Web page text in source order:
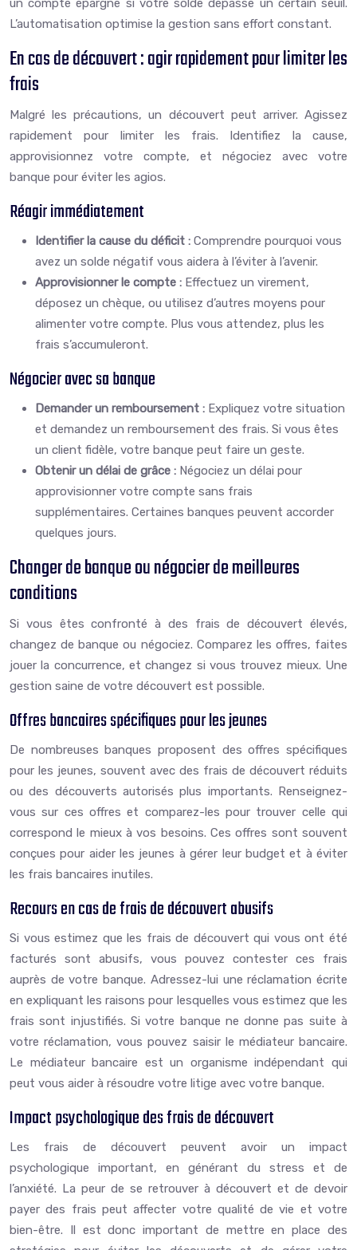
un compte épargne si votre solde dépasse un certain seuil.
L’automatisation optimise la gestion sans effort constant.
En cas de découvert : agir rapidement pour limiter les
frais
Malgré les précautions, un découvert peut arriver. Agissez
rapidement pour limiter les frais. Identifiez la cause,
approvisionnez votre compte, et négociez avec votre
banque pour éviter les agios.
Réagir immédiatement
Identifier la cause du déficit : Comprendre pourquoi vous
avez un solde négatif vous aidera à l’éviter à l’avenir.
Approvisionner le compte : Effectuez un virement,
déposez un chèque, ou utilisez d’autres moyens pour
alimenter votre compte. Plus vous attendez, plus les
frais s’accumuleront.
Négocier avec sa banque
Demander un remboursement : Expliquez votre situation
et demandez un remboursement des frais. Si vous êtes
un client fidèle, votre banque peut faire un geste.
Obtenir un délai de grâce : Négociez un délai pour
approvisionner votre compte sans frais
supplémentaires. Certaines banques peuvent accorder
quelques jours.
Changer de banque ou négocier de meilleures
conditions
Si vous êtes confronté à des frais de découvert élevés,
changez de banque ou négociez. Comparez les offres, faites
jouer la concurrence, et changez si vous trouvez mieux. Une
gestion saine de votre découvert est possible.
Offres bancaires spécifiques pour les jeunes
De nombreuses banques proposent des offres spécifiques
pour les jeunes, souvent avec des frais de découvert réduits
ou des découverts autorisés plus importants. Renseignez-
vous sur ces offres et comparez-les pour trouver celle qui
correspond le mieux à vos besoins. Ces offres sont souvent
conçues pour aider les jeunes à gérer leur budget et à éviter
les frais bancaires inutiles.
Recours en cas de frais de découvert abusifs
Si vous estimez que les frais de découvert qui vous ont été
facturés sont abusifs, vous pouvez contester ces frais
auprès de votre banque. Adressez-lui une réclamation écrite
en expliquant les raisons pour lesquelles vous estimez que les
frais sont injustifiés. Si votre banque ne donne pas suite à
votre réclamation, vous pouvez saisir le médiateur bancaire.
Le médiateur bancaire est un organisme indépendant qui
peut vous aider à résoudre votre litige avec votre banque.
Impact psychologique des frais de découvert
Les frais de découvert peuvent avoir un impact
psychologique important, en générant du stress et de
l’anxiété. La peur de se retrouver à découvert et de devoir
payer des frais peut affecter votre qualité de vie et votre
bien-être. Il est donc important de mettre en place des